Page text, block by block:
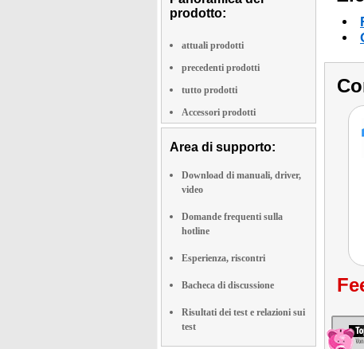
prodotto:
attuali prodotti
precedenti prodotti
tutto prodotti
Accessori prodotti
Area di supporto:
Download di manuali, driver,
video
Domande frequenti sulla
hotline
Esperienza, riscontri
Bacheca di discussione
Risultati dei test e relazioni sui
test